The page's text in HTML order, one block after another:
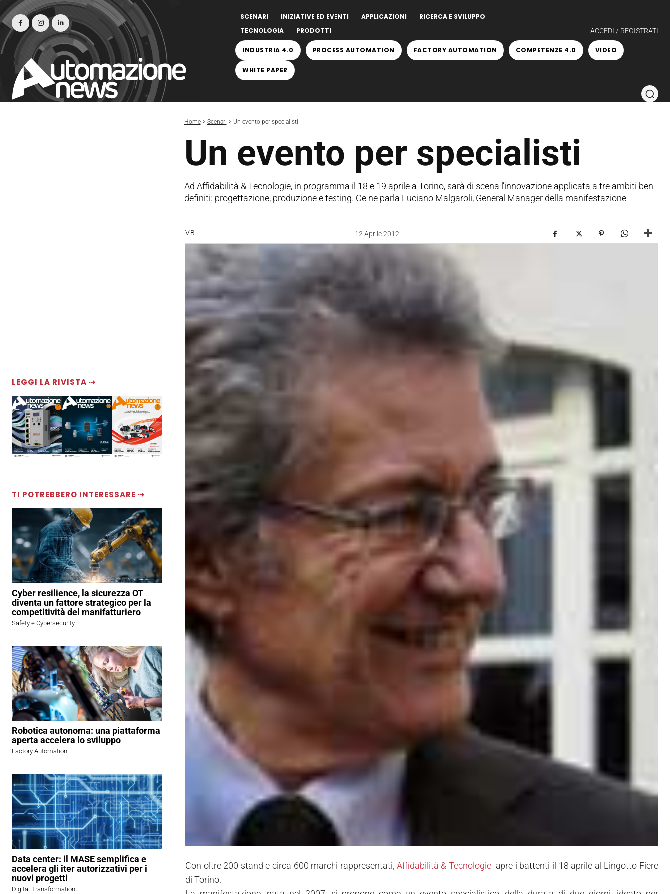
SCENARI INIZIATIVE ED EVENTI APPLICAZIONI
RICERCA E SVILUPPO
TECNOLOGIA
PRODOTTI ACCEDI / REGISTRATI
INDUSTRIA 4.0 PROCESS AUTOMATION FACTORY AUTOMATION COMPETENZE 4.0 VIDEO
WHITE PAPER
Home Scenari Un evento per specialisti
Un evento per specialisti
Ad Affidabilità & Tecnologie, in programma il 18 e 19 aprile a Torino, sarà di scena l’innovazione applicata a tre ambiti ben
definiti: progettazione, produzione e testing. Ce ne parla Luciano Malgaroli, General Manager della manifestazione
LEGGI LA RIVISTA ⇢
TI POTREBBERO INTERESSARE ⇢
Cyber resilience, la sicurezza OT
diventa un fattore strategico per la
competitività del manifatturiero
Safety e Cybersecurity
Robotica autonoma: una piattaforma
aperta accelera lo sviluppo
Factory Automation
Data center: il MASE semplifica e
accelera gli iter autorizzativi per i
nuovi progetti
Digital Transformation
V.B. 12 Aprile 2012
Con oltre 200 stand e circa 600 marchi rappresentati, Affidabilità & Tecnologie apre i battenti il 18 aprile al Lingotto Fiere
di Torino.